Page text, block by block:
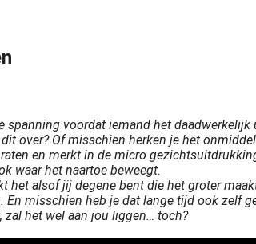
voordat iemand het
over? Of misschien herken je het
en merkt in de micro
waar het naartoe beweegt.
alsof jij degene bent die het groter
misschien heb je dat lange tijd ook zelf
zal het wel aan jou liggen… toch?